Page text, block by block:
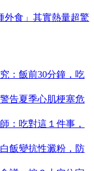
外食」其實熱量超驚
：飯前30分鐘，吃
告夏季心肌梗塞危
：吃對這１件事，
飯變抗性澱粉，防